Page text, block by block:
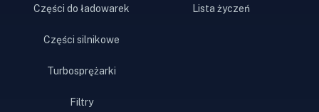
Części do ładowarek
Części silnikowe
Turbosprężarki
Filtry
Lista życzeń